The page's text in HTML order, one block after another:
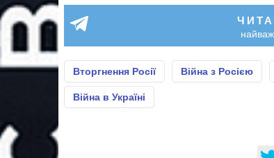
Вторгнення Росії Війна з Росією
Війна в Україні